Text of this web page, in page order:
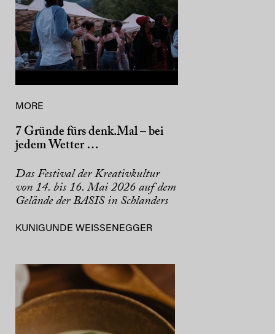
MORE
7 Gründe fürs denk.Mal – bei
jedem Wetter …
Das Festival der Kreativkultur
von 14. bis 16. Mai 2026 auf dem
Gelände der BASIS in Schlanders
KUNIGUNDE WEISSENEGGER